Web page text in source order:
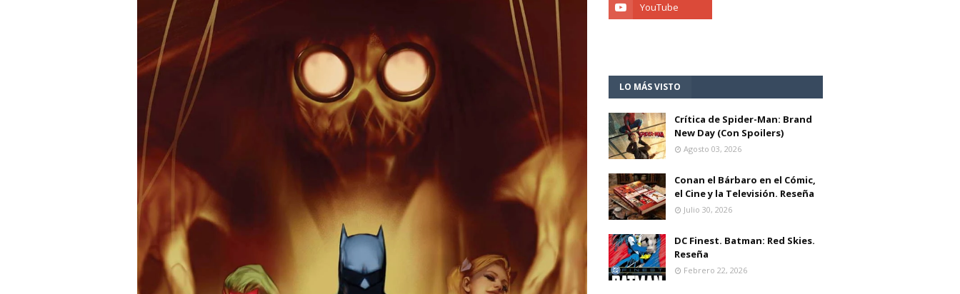
LO MÁS VISTO
Crítica de Spider-Man: Brand
New Day (Con Spoilers)
Agosto 03, 2026
Conan el Bárbaro en el Cómic,
el Cine y la Televisión. Reseña
Julio 30, 2026
DC Finest. Batman: Red Skies.
Reseña
Febrero 22, 2026